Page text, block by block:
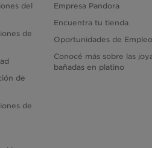
del
de
de
de
Empresa Pandora
Encuentra tu tienda
Oportunidades de Empleo
Conocé más sobre las
bañadas en platino